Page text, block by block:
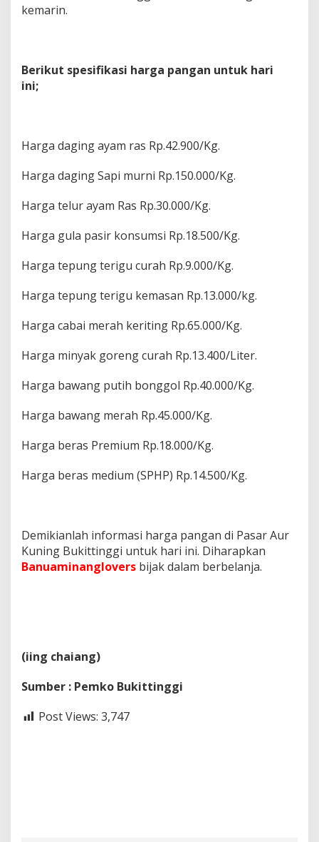
kemarin.
Berikut spesifikasi harga pangan untuk hari
ini;
Harga daging ayam ras Rp.42.900/Kg.
Harga daging Sapi murni Rp.150.000/Kg.
Harga telur ayam Ras Rp.30.000/Kg.
Harga gula pasir konsumsi Rp.18.500/Kg.
Harga tepung terigu curah Rp.9.000/Kg.
Harga tepung terigu kemasan Rp.13.000/kg.
Harga cabai merah keriting Rp.65.000/Kg.
Harga minyak goreng curah Rp.13.400/Liter.
Harga bawang putih bonggol Rp.40.000/Kg.
Harga bawang merah Rp.45.000/Kg.
Harga beras Premium Rp.18.000/Kg.
Harga beras medium (SPHP) Rp.14.500/Kg.
Demikianlah informasi harga pangan di Pasar Aur
Kuning Bukittinggi untuk hari ini. Diharapkan
Banuaminanglovers bijak dalam berbelanja.
(iing chaiang)
Sumber : Pemko Bukittinggi
Post Views: 3,747